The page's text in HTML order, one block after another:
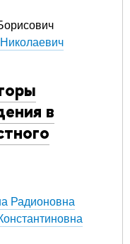
в
Радионовна